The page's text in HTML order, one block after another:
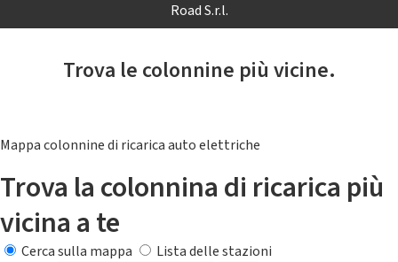
Road S.r.l.
Trova le colonnine più vicine.
Mappa colonnine di ricarica auto elettriche
Trova la colonnina di ricarica più
vicina a te
Cerca sulla mappa
Lista delle stazioni